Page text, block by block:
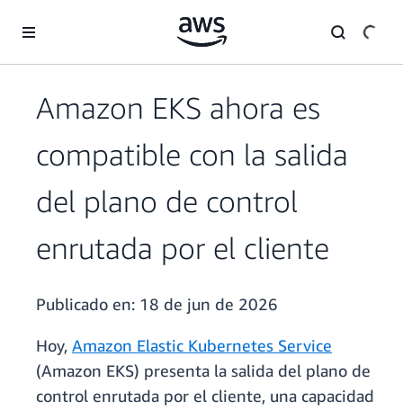
Amazon EKS ahora es
compatible con la salida
del plano de control
enrutada por el cliente
Publicado en: 18 de jun de 2026
Hoy, Amazon Elastic Kubernetes Service
(Amazon EKS) presenta la salida del plano de
control enrutada por el cliente, una capacidad